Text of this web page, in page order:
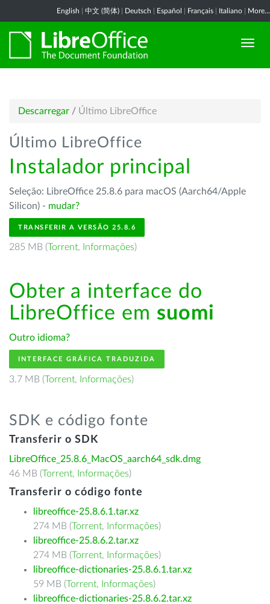
English 中文 (简体) Deutsch Español Français Italiano More...
Descarregar / Último LibreOffice
Último LibreOffice
Instalador principal
Seleção: LibreOffice 25.8.6 para macOS (Aarch64/Apple
Silicon) - mudar?
TRANSFERIR A VERSÃO 25.8.6
285 MB (Torrent, Informações)
Obter a interface do
LibreOffice em suomi
Outro idioma?
INTERFACE GRÁFICA TRADUZIDA
3.7 MB (Torrent, Informações)
SDK e código fonte
Transferir o SDK
LibreOffice_25.8.6_MacOS_aarch64_sdk.dmg
46 MB (Torrent, Informações)
Transferir o código fonte
libreoffice-25.8.6.1.tar.xz
274 MB (Torrent, Informações)
libreoffice-25.8.6.2.tar.xz
274 MB (Torrent, Informações)
libreoffice-dictionaries-25.8.6.1.tar.xz
59 MB (Torrent, Informações)
libreoffice-dictionaries-25.8.6.2.tar.xz